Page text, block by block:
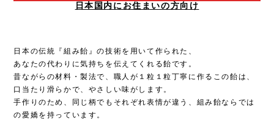
日本国内にお住まいの方向け
日本の伝統『組み飴』の技術を用いて作られた、
あなたの代わりに気持ちを伝えてくれる飴です。
昔ながらの材料・製法で、職人が１粒１粒丁寧に作るこの飴は、
口当たり滑らかで、やさしい味がします。
手作りのため、同じ柄でもそれぞれ表情が違う、組み飴ならでは
の愛嬌を持っています。